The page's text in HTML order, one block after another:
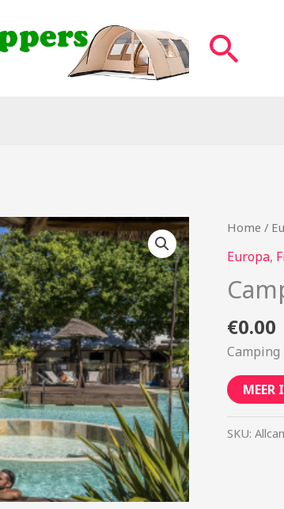
Home /
Europa,
€0.00
MEER
SKU: